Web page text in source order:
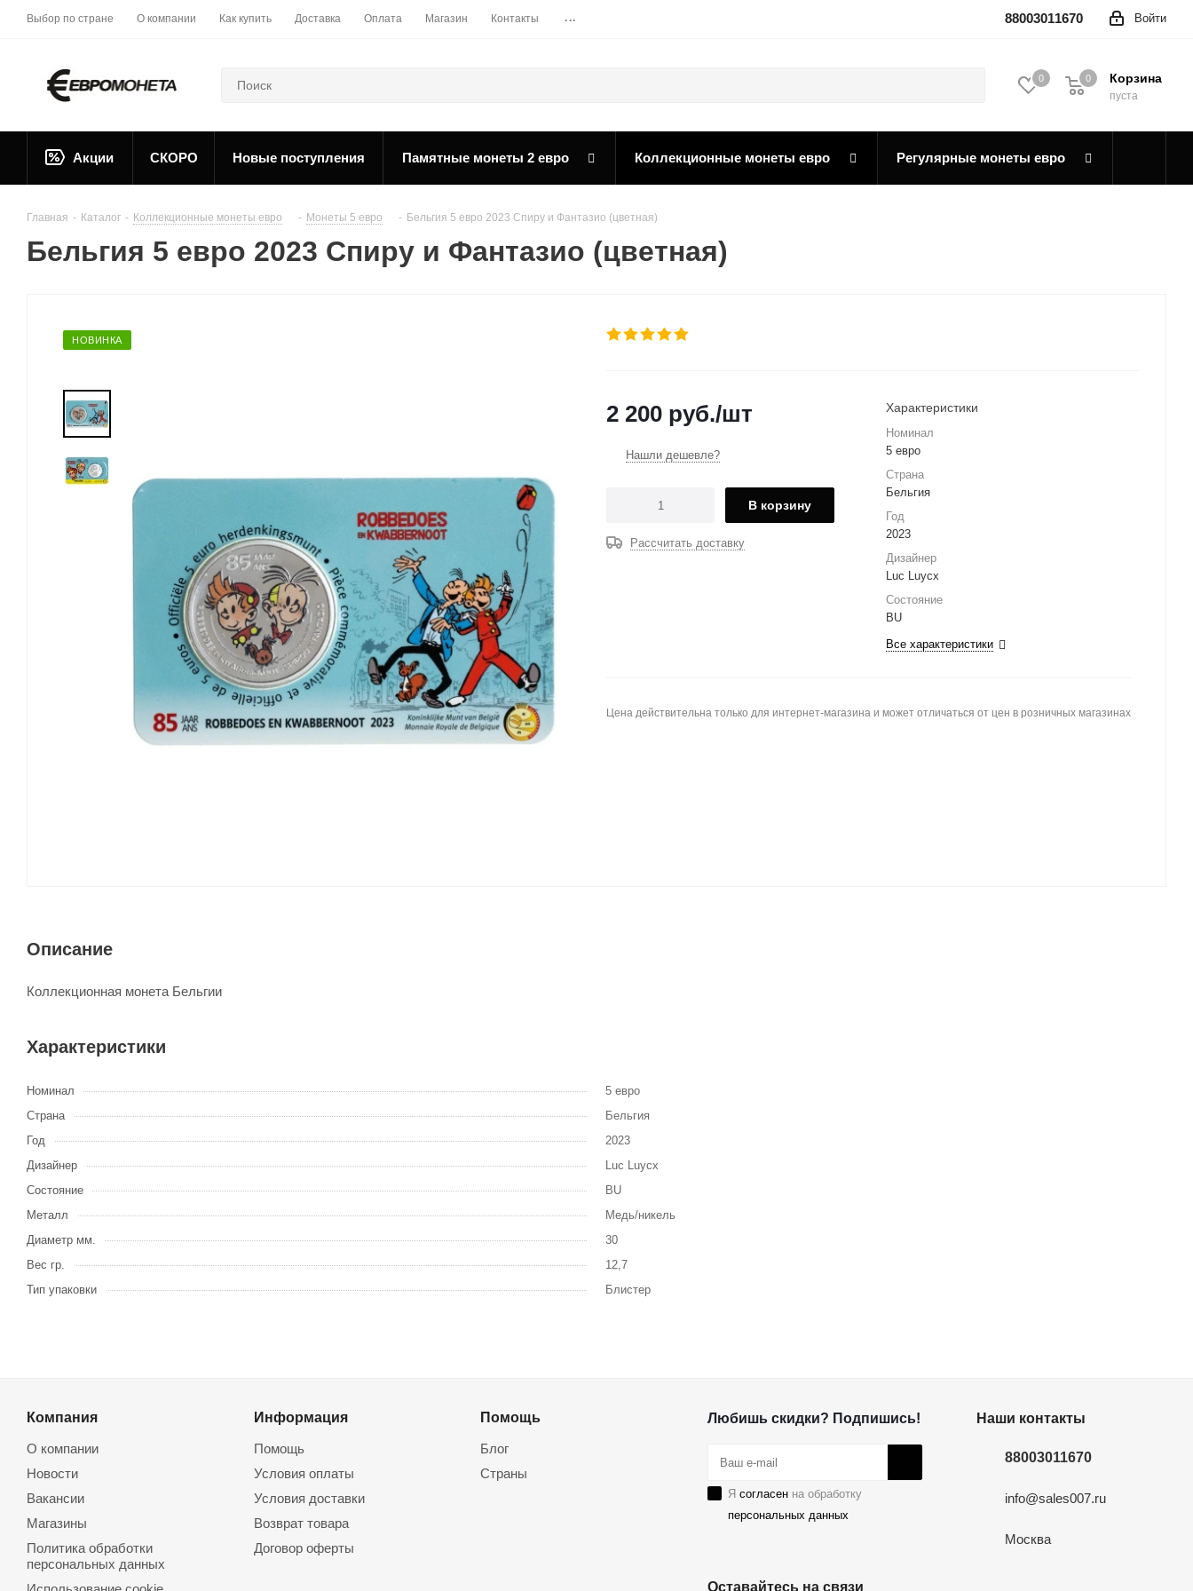
Выбор по стране О компании Как купить Доставка Оплата Магазин Контакты ... Войти
88003011670
0 Корзина
0
пуста
0
Акции СКОРО Новые поступления Памятные монеты 2 евро Коллекционные монеты евро Регулярные монеты евро
Главная - Каталог - Коллекционные монеты евро - Монеты 5 евро - Бельгия 5 евро 2023 Спиру и Фантазио (цветная)
Бельгия 5 евро 2023 Спиру и Фантазио (цветная)
НОВИНКА
2 200 руб./шт
Нашли дешевле?
В корзину
Рассчитать доставку
Характеристики
Номинал
5 евро
Страна
Бельгия
Год
2023
Дизайнер
Luc Luycx
Состояние
BU
Все характеристики
Цена действительна только для интернет-магазина и может отличаться от цен в розничных магазинах
Описание
Коллекционная монета Бельгии
Характеристики
Номинал
5 евро
Страна
Бельгия
Год
2023
Дизайнер
Luc Luycx
Состояние
BU
Металл
Медь/никель
Диаметр мм.
30
Вес гр.
12,7
Тип упаковки
Блистер
Компания
О компании
Новости
Вакансии
Магазины
Политика обработки
персональных данных
Информация
Помощь
Условия оплаты
Условия доставки
Возврат товара
Договор оферты
Помощь
Блог
Страны
Любишь скидки? Подпишись!
Я согласенна обработку
персональных данных
Оставайтесь на связи
Наши контакты
88003011670
info@sales007.ru
Москва